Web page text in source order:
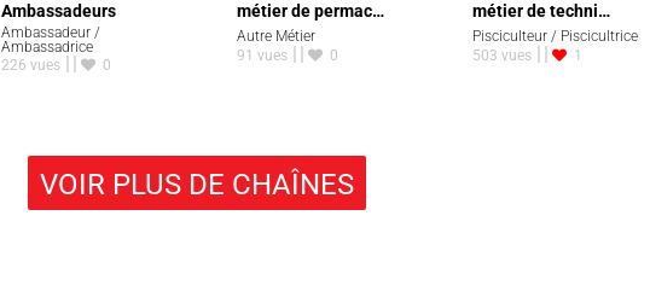
Ambassadeurs
Ambassadeur /
Ambassadrice
226 vues
0
métier de permac…
Autre Métier
91 vues
0
métier de techni…
Pisciculteur / Piscicultrice
503 vues
1
VOIR PLUS DE CHAÎNES